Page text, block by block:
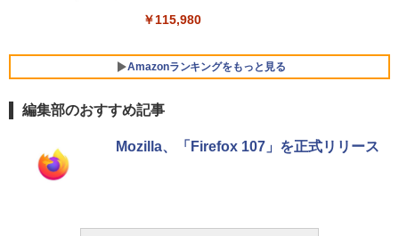
￥115,980
Amazonランキングをもっと見る
編集部のおすすめ記事
Mozilla、「Firefox 107」を正式リリース